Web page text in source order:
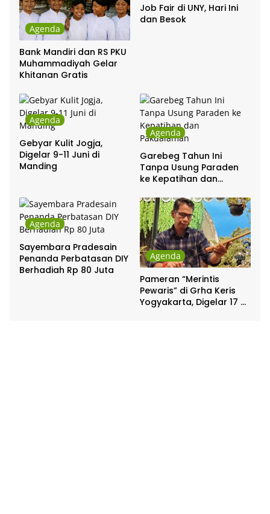
Agenda
Bank Mandiri dan RS PKU
Muhammadiyah Gelar
Khitanan Gratis
Job Fair di UNY, Hari Ini
dan Besok
Agenda
Gebyar Kulit Jogja,
Digelar 9-11 Juni di
Manding
Agenda
Garebeg Tahun Ini
Tanpa Usung Paraden
ke Kepatihan dan
Agenda
Sayembara Pradesain
Penanda Perbatasan DIY
Berhadiah Rp 80 Juta
Agenda
Pameran “Merintis
Pewaris” di Grha Keris
Yogyakarta, Digelar 17 –